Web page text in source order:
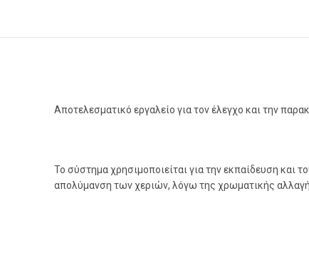
Αποτελεσματικό εργαλείο για τον έλεγχο και την
Το σύστημα χρησιμοποιείται για την εκπαίδευση και
απολύμανση των χεριών, λόγω της χρωματικής